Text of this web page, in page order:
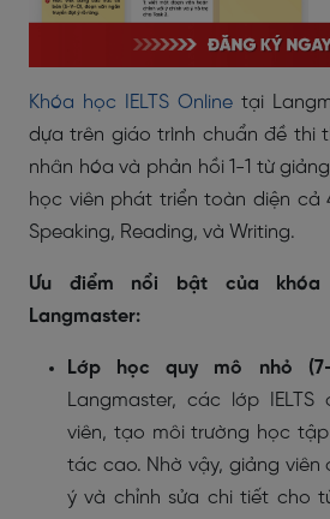
Khóa học IELTS Online tại
dựa trên giáo trình chuẩn đề thi
nhân hóa và phản hồi 1-1 từ giảng
học viên phát triển toàn diện cả
Speaking, Reading, và Writing.
Ưu điểm nổi bật của khóa
Langmaster:
Lớp học quy mô nhỏ
Langmaster, các lớp IELTS
viên, tạo môi trường học
tác cao. Nhờ vậy, giảng
ý và chỉnh sửa chi tiết cho